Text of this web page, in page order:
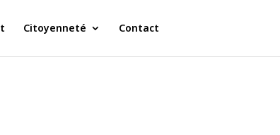
Citoyenneté Contact